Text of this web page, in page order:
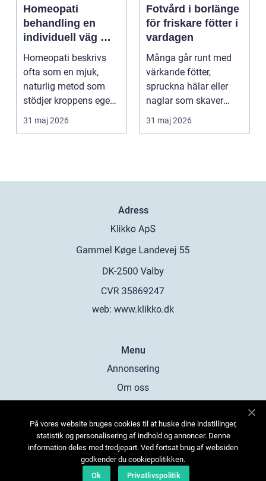
Homeopati
behandling en
individuell väg mot
bättre balans
Homeopati beskrivs
ofta som en mjuk,
naturlig metod som
stödjer kroppens egen
läkningsförmåga. I
31 maj 2026
Fotvård i borlänge
för friskare fötter i
vardagen
Många går runt med
värkande fötter,
spruckna hälar eller
naglar som skaver
utan att göra något åt
31 maj 2026
Adress
web: www.klikko.dk
Menu
Annonsering
Om oss
Kontakta oss
Sitemap
På vores website bruges cookies til at huske dine indstillinger,
statistik og personalisering af indhold og annoncer. Denne
information deles med tredjepart. Ved fortsat brug af websiden
godkender du cookiepolitikken.
Ok
Privatlivspolitik